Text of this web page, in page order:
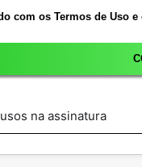
com os Termos de Uso e
na assinatura